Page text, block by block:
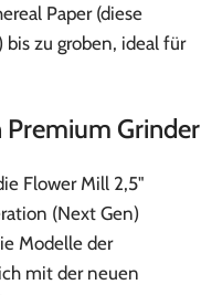
Paper (diese
zu groben, ideal für
Grinder
Flower Mill 2,5"
(Next Gen)
Modelle der
mit der neuen